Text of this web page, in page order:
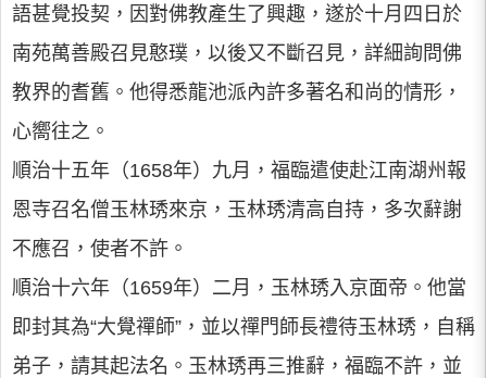
語甚覺投契，因對佛教產生了興趣，遂於十月四日於
南苑萬善殿召見憨璞，以後又不斷召見，詳細詢問佛
教界的耆舊。他得悉龍池派內許多著名和尚的情形，
心嚮往之。
順治十五年（1658年）九月，福臨遣使赴江南湖州報
恩寺召名僧玉林琇來京，玉林琇清高自持，多次辭謝
不應召，使者不許。
順治十六年（1659年）二月，玉林琇入京面帝。他當
即封其為“大覺禪師”，並以禪門師長禮待玉林琇，自稱
弟子，請其起法名。玉林琇再三推辭，福臨不許，並